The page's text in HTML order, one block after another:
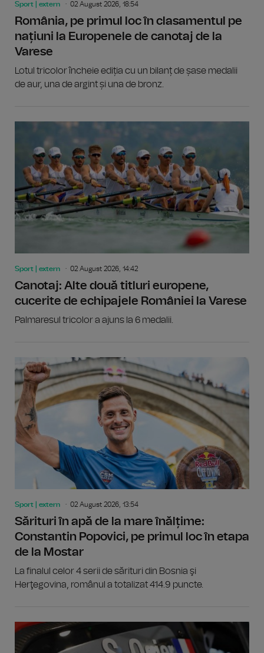
Sport | extern 02 August 2026, 18:54
România, pe primul loc în clasamentul pe
națiuni la Europenele de canotaj de la
Varese
Lotul tricolor încheie ediția cu un bilanț de șase medalii
de aur, una de argint și una de bronz.
Sport | extern 02 August 2026, 14:42
Canotaj: Alte două titluri europene,
cucerite de echipajele României la Varese
Palmaresul tricolor a ajuns la 6 medalii.
Sport | extern 02 August 2026, 13:54
Sărituri în apă de la mare înălțime:
Constantin Popovici, pe primul loc în etapa
de la Mostar
La finalul celor 4 serii de sărituri din Bosnia şi
Herţegovina, românul a totalizat 414.9 puncte.